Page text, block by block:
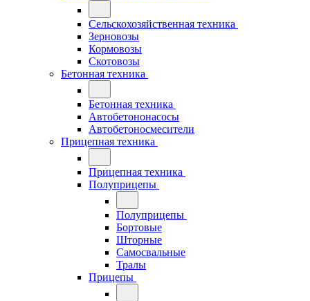
Сельскохозяйственная техника
Зерновозы
Кормовозы
Скотовозы
Бетонная техника
Бетонная техника
Автобетононасосы
Автобетоносмесители
Прицепная техника
Прицепная техника
Полуприцепы
Полуприцепы
Бортовые
Шторные
Самосвальные
Тралы
Прицепы